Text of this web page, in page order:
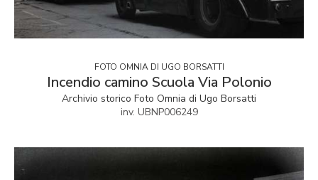
FOTO OMNIA DI UGO BORSATTI
Incendio camino Scuola Via Polonio
Archivio storico Foto Omnia di Ugo Borsatti
inv. UBNP006249